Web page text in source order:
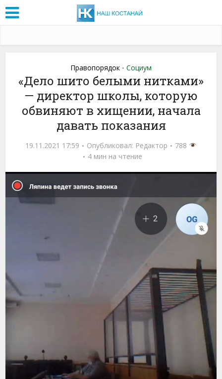
Правопорядок • Социум
«Дело шито белыми нитками»
— директор школы, которую
обвиняют в хищении, начала
давать показания
19.11.2021 17:59 Опубликовал: Редактор
788
4 мин на чтение